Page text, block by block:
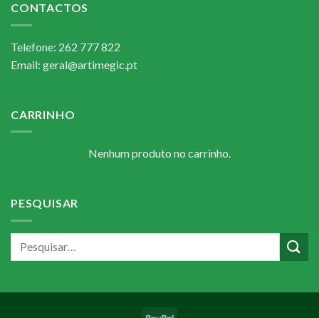
CONTACTOS
Telefone: 262 777 822
Email: geral@artimegic.pt
CARRINHO
Nenhum produto no carrinho.
PESQUISAR